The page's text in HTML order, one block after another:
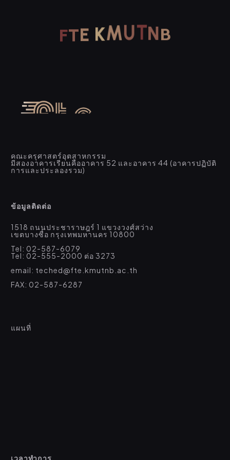
FTE KMUTNB
คณะครุศาสตร์อุตสาหกรรม
มีสองอาคารเรียนคืออาคาร 52 และอาคาร 44 (อาคารปฏิบัติ
การและประลองรวม)
ข้อมูลติดต่อ
1518 ถนนประชาราษฎร์ 1 แขวงวงศ์สว่าง
เขตบางซื่อ กรุงเทพมหานคร 10800
Tel: 02-587-6079
Tel: 02-555-2000 ต่อ 3273
email: teched@fte.kmutnb.ac.th
FAX: 02-587-6287
แผนที่
เวลาทำการ